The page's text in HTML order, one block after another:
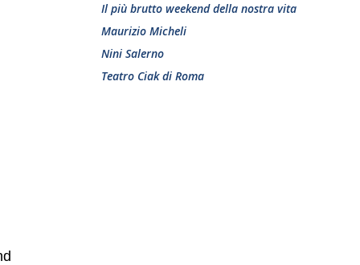
Il più brutto weekend della nostra vita
Maurizio Micheli
Nini Salerno
Teatro Ciak di Roma